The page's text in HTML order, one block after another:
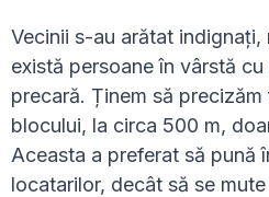
Vecinii s-au arătat
există persoane în vârstă
precară. Ținem să
blocului, la circa 500 m,
Aceasta a preferat să pună
locatarilor, decât să se